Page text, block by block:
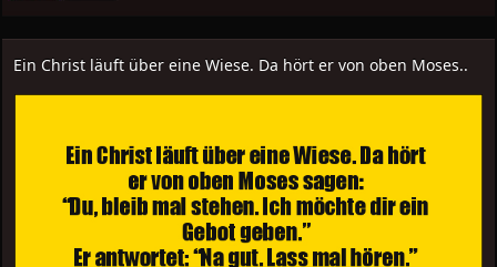
Ein Christ läuft über eine Wiese. Da hört er von oben Moses..